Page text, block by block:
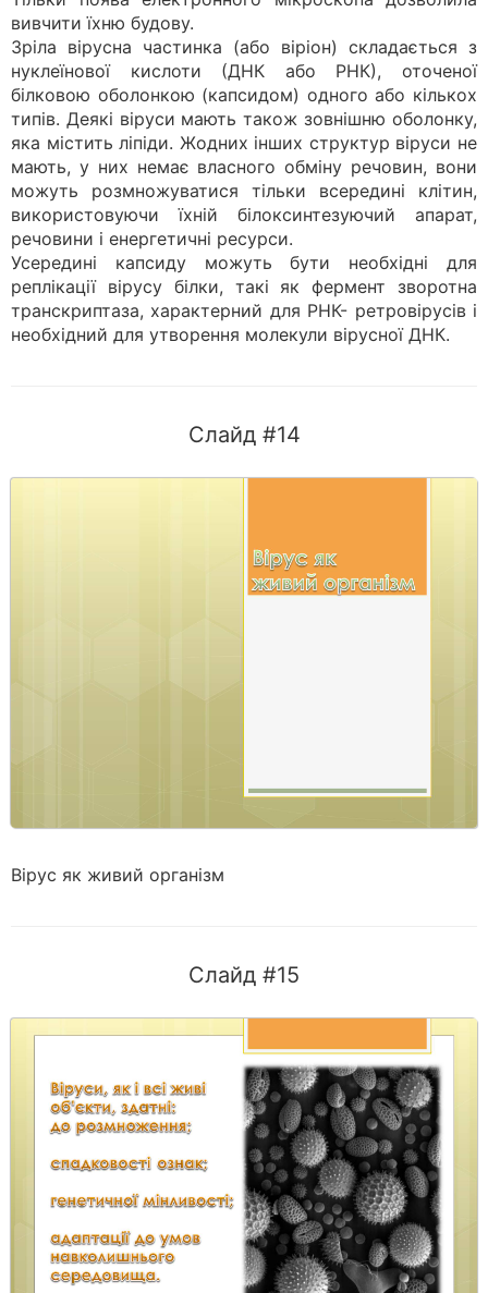
вивчити їхню будову.
Зріла вірусна частинка (або віріон) складається з
нуклеїнової кислоти (ДНК або РНК), оточеної
білковою оболонкою (капсидом) одного або кількох
типів. Деякі віруси мають також зовнішню оболонку,
яка містить ліпіди. Жодних інших структур віруси не
мають, у них немає власного обміну речовин, вони
можуть розмножуватися тільки всередині клітин,
використовуючи їхній білоксинтезуючий апарат,
речовини і енергетичні ресурси.
Усередині капсиду можуть бути необхідні для
реплікації вірусу білки, такі як фермент зворотна
транскриптаза, характерний для РНК- ретровірусів і
необхідний для утворення молекули вірусної ДНК.
Слайд #14
Вірус як живий організм
Слайд #15